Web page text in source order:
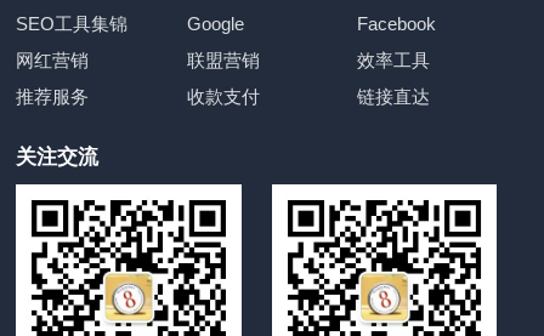
SEO工具集锦
Google
Facebook
网红营销
联盟营销
效率工具
推荐服务
收款支付 链接直达
关注交流